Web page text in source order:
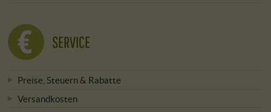
SERVICE
Preise, Steuern & Rabatte
Versandkosten